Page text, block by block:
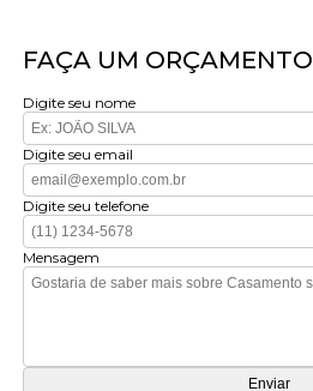
FAÇA UM ORÇAMENTO
Digite seu nome
Digite seu email
Digite seu telefone
Mensagem